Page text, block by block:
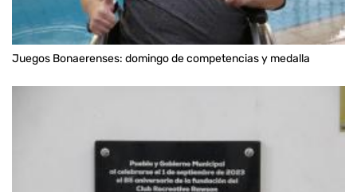
Juegos Bonaerenses: domingo de competencias y medalla